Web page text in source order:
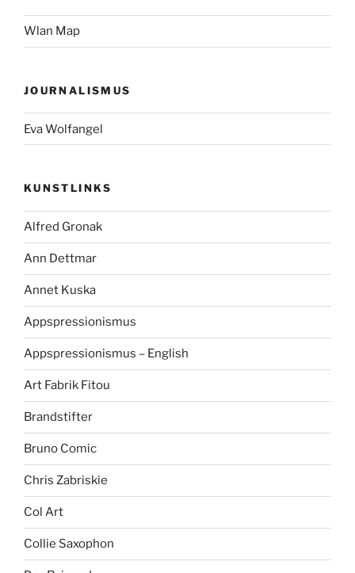
Wlan Map
JOURNALISMUS
Eva Wolfangel
KUNSTLINKS
Alfred Gronak
Ann Dettmar
Annet Kuska
Appspressionismus
Appspressionismus – English
Art Fabrik Fitou
Brandstifter
Bruno Comic
Chris Zabriskie
Col Art
Collie Saxophon